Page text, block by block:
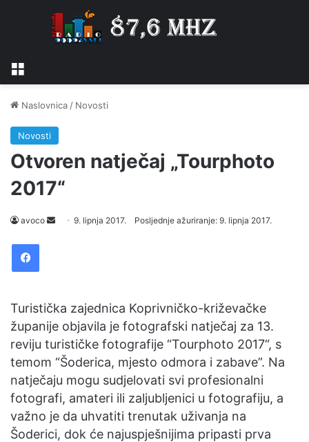
Naslovnica / Novosti
Novosti
Otvoren natječaj „Tourphoto
2017“
avoco
n
l
9. lipnja 2017. Posljednje ažuriranje: 9. lipnja 2017.
Turistička zajednica Koprivničko-križevačke
županije objavila je fotografski natječaj za 13.
reviju turističke fotografije “Tourphoto 2017“, s
temom “Šoderica, mjesto odmora i zabave”. Na
natječaju mogu sudjelovati svi profesionalni
fotografi, amateri ili zaljubljenici u fotografiju, a
važno je da uhvatiti trenutak uživanja na
Šoderici, dok će najuspješnijima pripasti prva